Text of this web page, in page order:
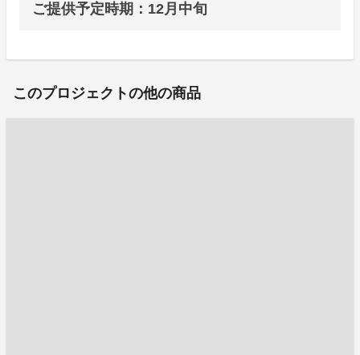
ご提供予定時期：12月中旬
このプロジェクトの他の商品